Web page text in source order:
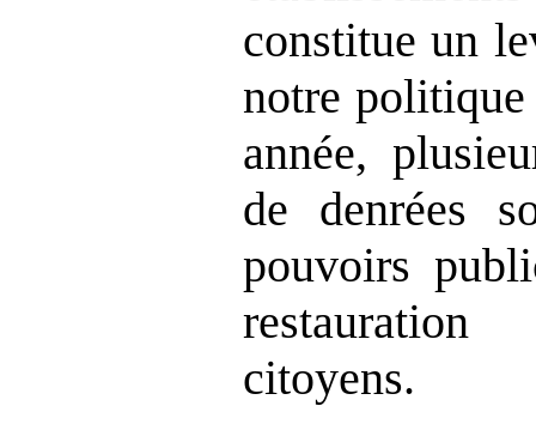
constitue un
notre
année,
de denrées
pouvoirs
citoyens.